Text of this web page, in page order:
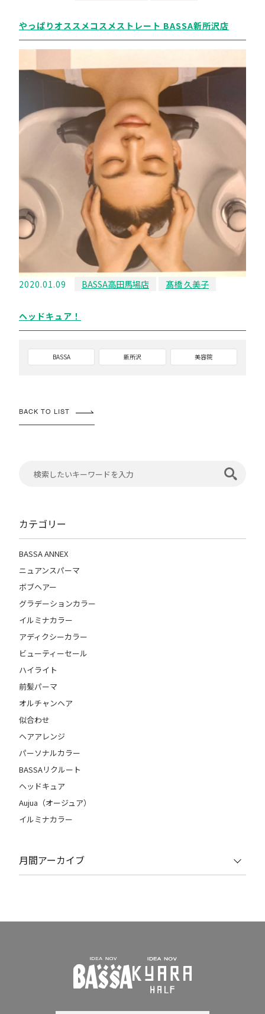
やっぱりオススメコスメストレート BASSA新所沢店
2020.01.09 BASSA高田馬場店 髙橋 久美子
ヘッドキュア！
BASSA 新所沢 美容院
BACK TO LIST
カテゴリー
BASSA ANNEX
ニュアンスパーマ
ボブヘアー
グラデーションカラー
イルミナカラー
アディクシーカラー
ビューティーセール
ハイライト
前髪パーマ
オルチャンヘア
似合わせ
ヘアアレンジ
パーソナルカラー
BASSAリクルート
ヘッドキュア
Aujua（オージュア）
イルミナカラー
月間アーカイブ